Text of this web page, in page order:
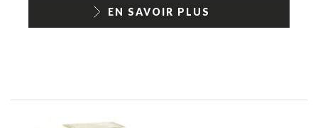
EN SAVOIR PLUS